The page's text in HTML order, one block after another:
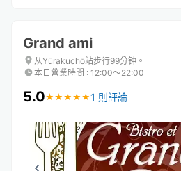
Grand ami
从Yūrakuchō站步行99分钟。
本日營業時間 : 12:00〜22:00
5.0★ ★ ★ ★ ★
★ ★ ★ ★ ★1 則評論